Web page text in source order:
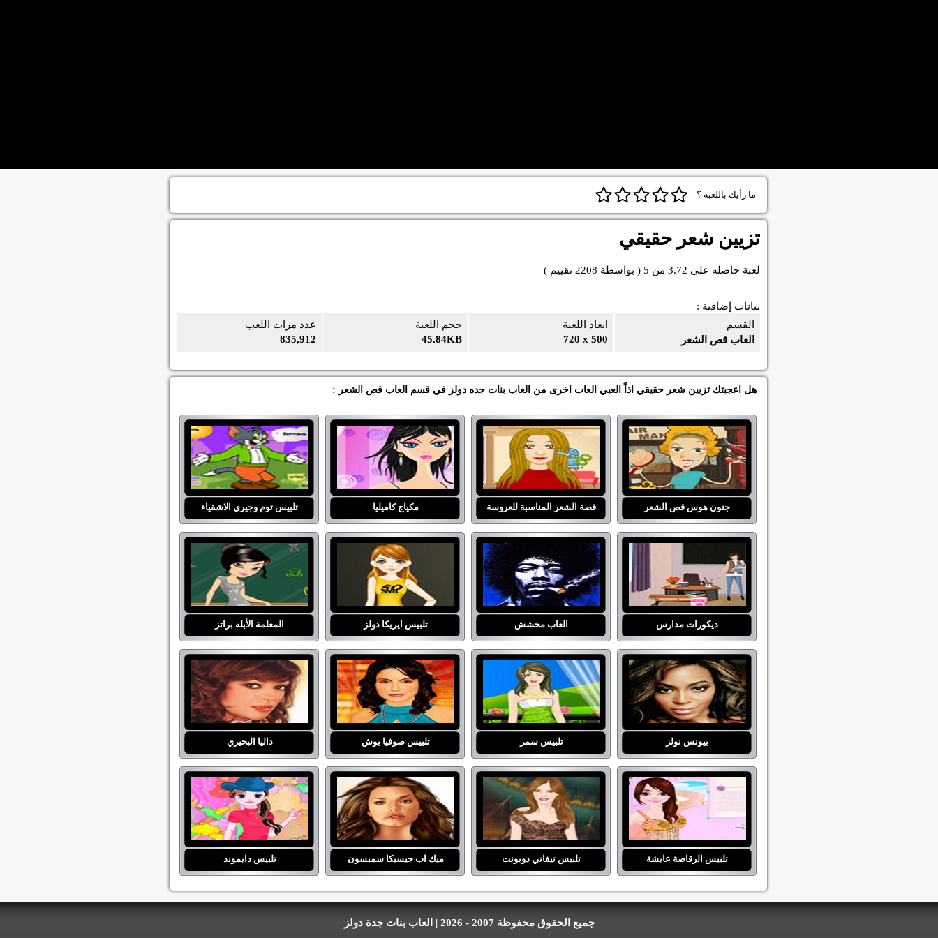
ما رأيك باللعبة ؟
تزيين شعر حقيقي
لعبة حاصله على 3.72 من 5 ( بواسطة 2208 تقييم )
بيانات إضافية :
عدد مرات اللعب
835,912
حجم اللعبة
45.84KB
ابعاد اللعبة
720 x 500
القسم
العاب قص الشعر
هل اعجبتك تزيين شعر حقيقي اذاً العبي العاب اخرى من العاب بنات جده دولز في قسم العاب قص الشعر :
جنون هوس قص الشعر قصة الشعر المناسبة للعروسة مكياج كاميليا تلبيس توم وجيري الاشقياء
ديكورات مدارس العاب محشش تلبيس ايريكا دولز المعلمة الأبله براتز
بيونس نولز تلبيس سمر تلبيس صوفيا بوش داليا البحيري
تلبيس الرقاصة عايشة تلبيس تيفاني دوبونت ميك اب جيسيكا سمبسون تلبيس دايموند
جميع الحقوق محفوظة 2007 - 2026 | العاب بنات جدة دولز